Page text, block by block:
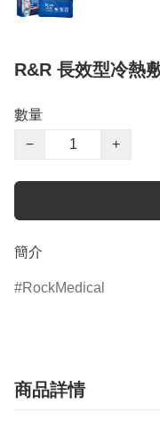
R&R 長效型冷熱
數量
−
+
簡介
RockMedical
商品詳情